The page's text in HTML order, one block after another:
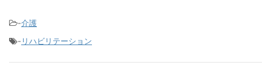
-介護
- リハビリテーション